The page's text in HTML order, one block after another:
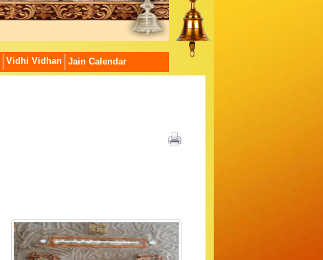
Vidhi Vidhan Jain Calendar